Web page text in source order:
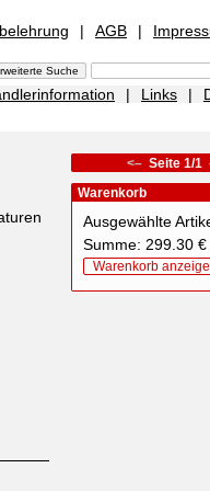
| AGB |
| Links |
<– Seite 1/1
Warenkorb
Ausgewählte
Summe: 299.30 €
Warenkorb